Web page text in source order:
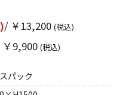
/ ￥13,200 (税込)
9,900 (税込)
パック